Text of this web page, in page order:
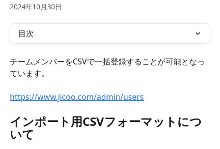
2024年10月30日
目次
チームメンバーをCSVで一括登録することが可能となっ
ています。
https://www.jicoo.com/admin/users
インポート用CSVフォーマットにつ
いて